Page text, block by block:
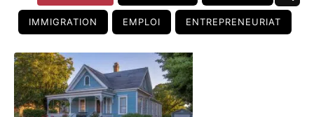
IMMIGRATION EMPLOI ENTREPRENEURIAT